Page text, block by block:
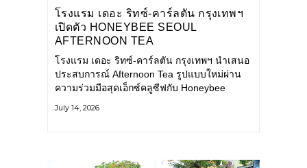
โรงแรม เดอะ ริทซ์-คาร์ลตัน กรุงเทพฯ
เปิดตัว HONEYBEE SEOUL
AFTERNOON TEA
COLLABORATION ณ คาเลโอ
(CALEŌ) ชวนสัมผัสเสน่ห์ของขนม
หวานร่วมสมัยจากกรุงโซล
โรงแรม เดอะ ริทซ์-คาร์ลตัน กรุงเทพฯ นำเสนอ
ประสบการณ์ Afternoon Tea รูปแบบใหม่ผ่าน
ความร่วมมือสุดเอ็กซ์คลูซีฟกับ Honeybee
ดังจากกรุงโซล นำโดยเชฟอึนจอง
July 14, 2026